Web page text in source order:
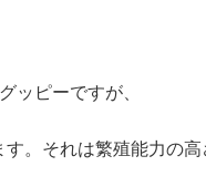
ッピーですが、
。それは繁殖能力の高